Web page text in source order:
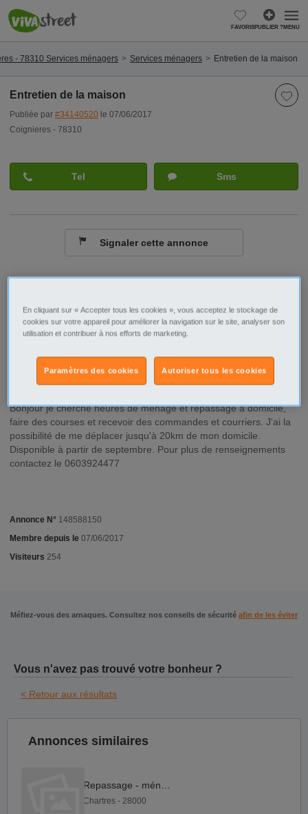
FAVORISPUBLIER ?MENU
- 78310 Services ménagers Services ménagers Entretien de la maison
Entretien de la maison
Publiée par #34140520 le 07/06/2017
Coignieres - 78310
Coignieres - 78310
Type d'annonce Particulier Recherche
Bonjour je cherche heures de ménage et repassage à domicile,
faire des courses et recevoir des commandes et courriers. J'ai la
possibilité de me déplacer jusqu'à 20km de mon domicile.
Disponible à partir de septembre. Pour plus de renseignements
contactez le 0603924477
Annonce N° 148588150
Membre depuis le 07/06/2017
Visiteurs 254
Méfiez-vous des arnaques. Consultez nos conseils de sécurité afin de les éviter
Tel Sms
Signaler cette annonce
Vous n'avez pas trouvé votre bonheur ?
< Retour aux résultats
Annonces similaires
Chartres - 28000
En cliquant sur « Accepter tous les cookies », vous acceptez le stockage de
cookies sur votre appareil pour améliorer la navigation sur le site, analyser son
utilisation et contribuer à nos efforts de marketing.
Autoriser tous les cookies
Paramètres des cookies